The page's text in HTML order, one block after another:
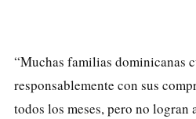
“Muchas familias dominicanas
responsablemente con sus
todos los meses, pero no logran